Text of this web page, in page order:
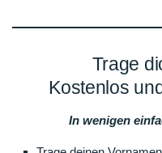
Trage
Kostenlos
In wenigen